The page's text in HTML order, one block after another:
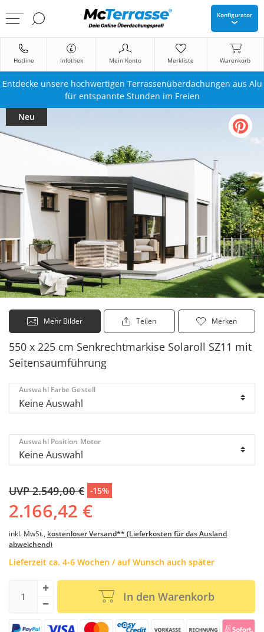
Konfigurator
Hotline Infothek Mein Konto Merkliste Warenkorb
Entdecke unsere hochwertigen Terrassenüberdachungen aus Alu
für entspannte Stunden im Freien
Neu
Mehr Bilder Teilen Merken
550 x 225 cm Senkrechtmarkise Solaroll SZ11 mit
Seitensaumführung
Auswahl Farbe Gestell
Auswahl Position Motor
UVP 2.549,00 € -15%
2.166,42 €
inkl. MwSt., kostenloser Versand** (Lieferkosten für das Ausland
abweichend)
Lieferzeit ca. 4-6 Wochen / auf Wunsch auch später
In den Warenkorb